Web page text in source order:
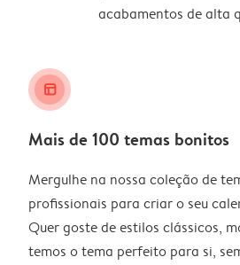
acabamentos de alta
layout_alt
Mais de 100 temas bonitos
Mergulhe na nossa coleção de
profissionais para criar o seu
Quer goste de estilos clássicos,
temos o tema perfeito para si,